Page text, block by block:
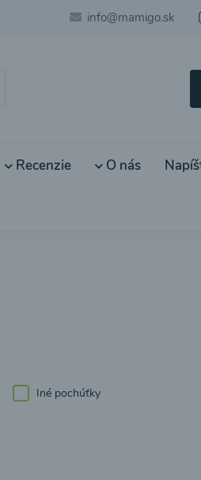
info@mamigo.sk
Recenzie O nás
Iné pochúťky